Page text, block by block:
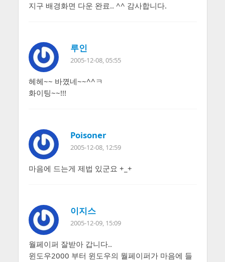
지구 배경화면 다운 완료.. ^^ 감사합니다.
루인
2005-12-08, 05:55
헤헤~~ 바꼈네~~^^ㅋ
화이팅~~!!!
Poisoner
2005-12-08, 12:59
마음에 드는게 제법 있군요 +_+
이지스
2005-12-09, 15:09
월페이퍼 잘받아 갑니다..
윈도우2000 부터 윈도우의 월페이퍼가 마음에 들